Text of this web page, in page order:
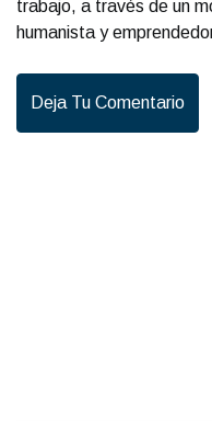
trabajo, a través de un
humanista y
Deja Tu Comentario